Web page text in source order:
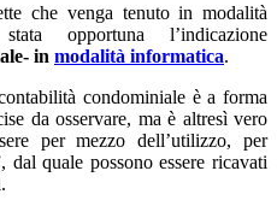
che venga tenuto in modalità
opportuna l’indicazione
in modalità informatica.
condominiale è a forma
da osservare, ma è altresì vero
per mezzo dell’utilizzo, per
dal quale possono essere ricavati